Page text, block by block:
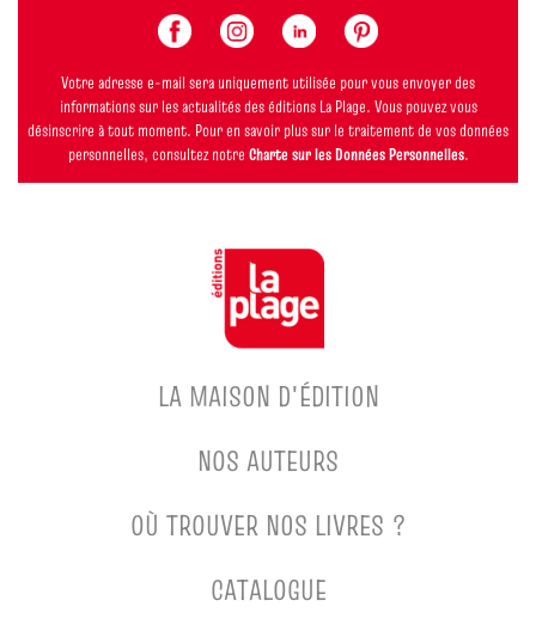
Votre adresse e-mail sera uniquement utilisée pour vous envoyer des
informations sur les actualités des éditions La Plage. Vous pouvez vous
désinscrire à tout moment. Pour en savoir plus sur le traitement de vos données
personnelles, consultez notre Charte sur les Données Personnelles.
LA MAISON D'ÉDITION
NOS AUTEURS
OÙ TROUVER NOS LIVRES ?
CATALOGUE